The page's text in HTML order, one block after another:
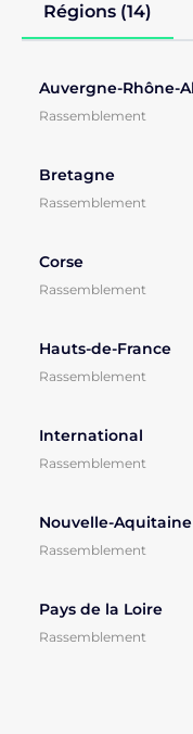
Régions (14)
Rassemblement
Bretagne
Rassemblement
Corse
Rassemblement
Hauts-de-France
Rassemblement
International
Rassemblement
Nouvelle-Aquitaine
Rassemblement
Pays de la Loire
Rassemblement